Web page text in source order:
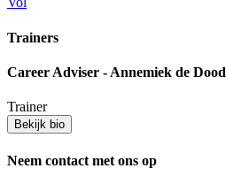
Trainers
Career Adviser - Annemiek de Dood
Trainer
Bekijk bio
Neem contact met ons op